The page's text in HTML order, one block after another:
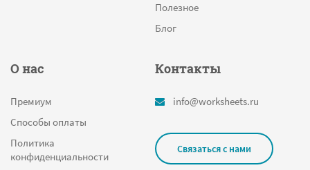
Полезное
Блог
О нас
Премиум
Способы оплаты
Политика
конфиденциальности
Контакты
info@worksheets.ru
Связаться с нами